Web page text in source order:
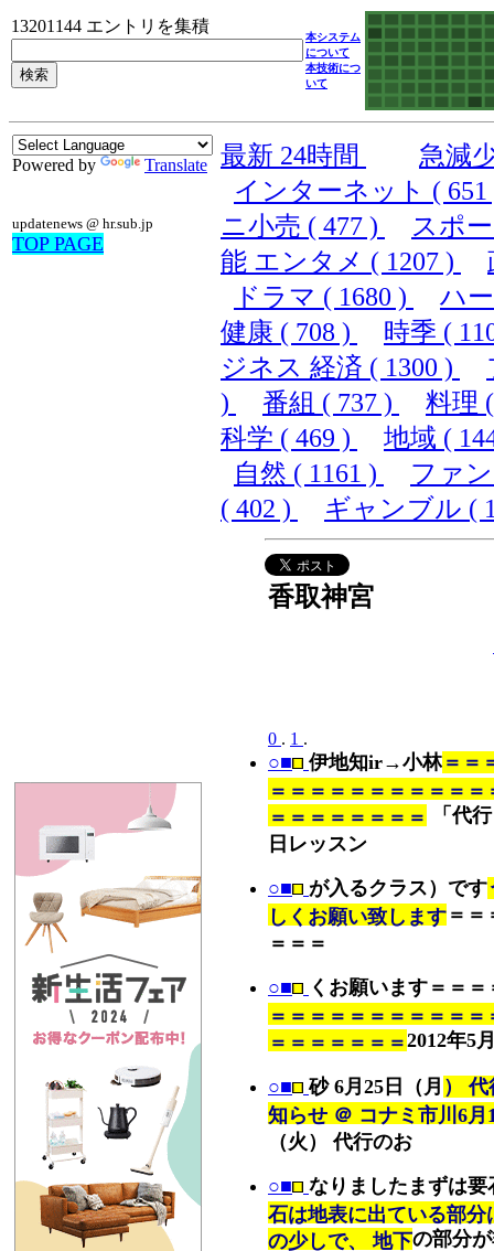
13201144 エントリを集積
本システム
について
本技術につ
いて
Powered by Translate
updatenews @ hr.sub.jp
TOP PAGE
最新 24時間
急減
インターネット (
ニ小売 ( 477 )
スポ
能 エンタメ ( 1207 )
ドラマ ( 1680 )
ハ
健康 ( 708 )
時季 (
ジネス 経済 ( 1300 )
)
番組 ( 737 )
料理
科学 ( 469 )
地域 (
自然 ( 1161 )
ファ
( 402 )
ギャンブル (
香取神宮
0 . 1 .
○■ 伊地知ir→小林 ＝＝
＝＝＝＝＝＝＝＝＝＝＝
＝＝＝＝＝＝＝＝
「代
日レッスン
○■ が入るクラス）です
しくお願い致します ＝＝
＝＝＝
○■ くお願います＝＝＝
＝＝＝＝＝＝＝＝＝＝＝
＝＝＝＝＝＝＝2012年5
○■ 砂 6月25日（月 ）
知らせ ＠ コナミ市川6月
（火） 代行のお
○■ なりましたまずは要
石は地表に出ている部分
の少しで、 地下の部分